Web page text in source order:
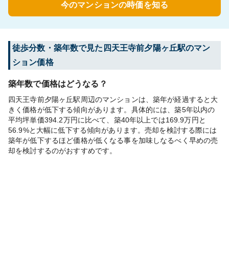
今のマンションの時価を知る
徒歩分数・築年数で見た四天王寺前夕陽ヶ丘駅のマン
ション価格
築年数で価格はどうなる？
四天王寺前夕陽ヶ丘駅周辺のマンションは、築年が経過すると大
きく価格が低下する傾向があります。具体的には、築5年以内の
平均坪単価394.2万円に比べて、築40年以上では169.9万円と
56.9%と大幅に低下する傾向があります。売却を検討する際には
築年が低下するほど価格が低くなる事を加味しなるべく早めの売
却を検討するのがおすすめです。